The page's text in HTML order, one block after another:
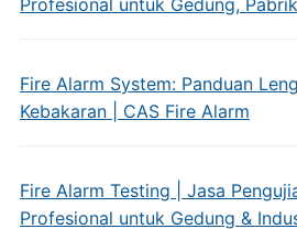
Profesional untuk Gedung,
Fire Alarm System: Panduan
Kebakaran | CAS Fire Alarm
Fire Alarm Testing | Jasa
Profesional untuk Gedung &